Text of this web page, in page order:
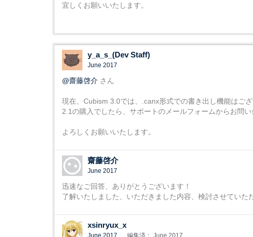
宜しくお願いいたします。
y_a_s_(Dev Staff)
June 2017
@齋藤啓介 さん
現在、Cubism 3.0では、.canx形式での書き出し機能はござ
2.1の購入でしたら、サポートのメールフォームからお問
よろしくお願いいたします。
齋藤啓介
June 2017
迅速なご回答、ありがとうございます！
了解いたしました、いただきました内容、検討させていた
xsinryux_x
June 2017 編集済： June 2017